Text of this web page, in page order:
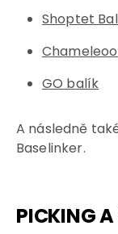
Shoptet
GO balík
A následně
Baselinker.
PICKING A